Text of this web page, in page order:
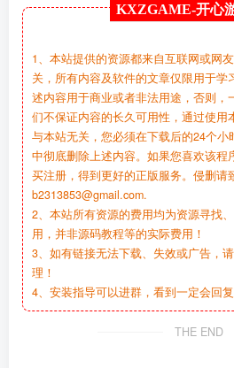
KXZGAME-开心
1、本站提供的资源都来自互联网或网
关，所有内容及软件的文章仅限用于学
述内容用于商业或者非法用途，否则，
们不保证内容的长久可用性，通过使用
与本站无关，您必须在下载后的24个
中彻底删除上述内容。如果您喜欢该程
买注册，得到更好的正版服务。侵删请
b2313853@gmail.com.
2、本站所有资源的费用均为资源寻找
用，并非源码教程等的实际费用！
3、如有链接无法下载、失效或广告，
理！
4、安装指导可以进群，看到一定会回复
THE END